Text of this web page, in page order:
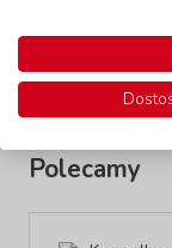
Polecamy